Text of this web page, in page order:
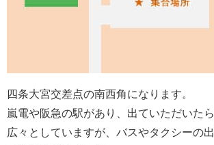
四条大宮交差点の南西角になります。
嵐電や阪急の駅があり、出ていただいたら
広々としていますが、バスやタクシーの